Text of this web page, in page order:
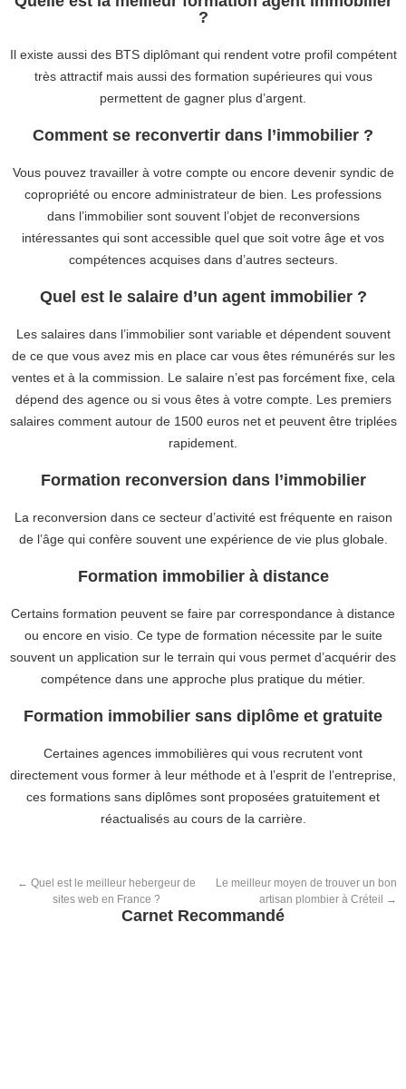
?
Il existe aussi des BTS diplômant qui rendent votre profil compétent
très attractif mais aussi des formation supérieures qui vous
permettent de gagner plus d’argent.
Comment se reconvertir dans l’immobilier ?
Vous pouvez travailler à votre compte ou encore devenir syndic de
copropriété ou encore administrateur de bien. Les professions
dans l’immobilier sont souvent l’objet de reconversions
intéressantes qui sont accessible quel que soit votre âge et vos
compétences acquises dans d’autres secteurs.
Quel est le salaire d’un agent immobilier ?
Les salaires dans l’immobilier sont variable et dépendent souvent
de ce que vous avez mis en place car vous êtes rémunérés sur les
ventes et à la commission. Le salaire n’est pas forcément fixe, cela
dépend des agence ou si vous êtes à votre compte. Les premiers
salaires comment autour de 1500 euros net et peuvent être triplées
rapidement.
Formation reconversion dans l’immobilier
La reconversion dans ce secteur d’activité est fréquente en raison
de l’âge qui confère souvent une expérience de vie plus globale.
Formation immobilier à distance
Certains formation peuvent se faire par correspondance à distance
ou encore en visio. Ce type de formation nécessite par le suite
souvent un application sur le terrain qui vous permet d’acquérir des
compétence dans une approche plus pratique du métier.
Formation immobilier sans diplôme et gratuite
Certaines agences immobilières qui vous recrutent vont
directement vous former à leur méthode et à l’esprit de l’entreprise,
ces formations sans diplômes sont proposées gratuitement et
réactualisés au cours de la carrière.
← Quel est le meilleur hebergeur de
sites web en France ?
Le meilleur moyen de trouver un bon
artisan plombier à Créteil
→
Carnet Recommandé